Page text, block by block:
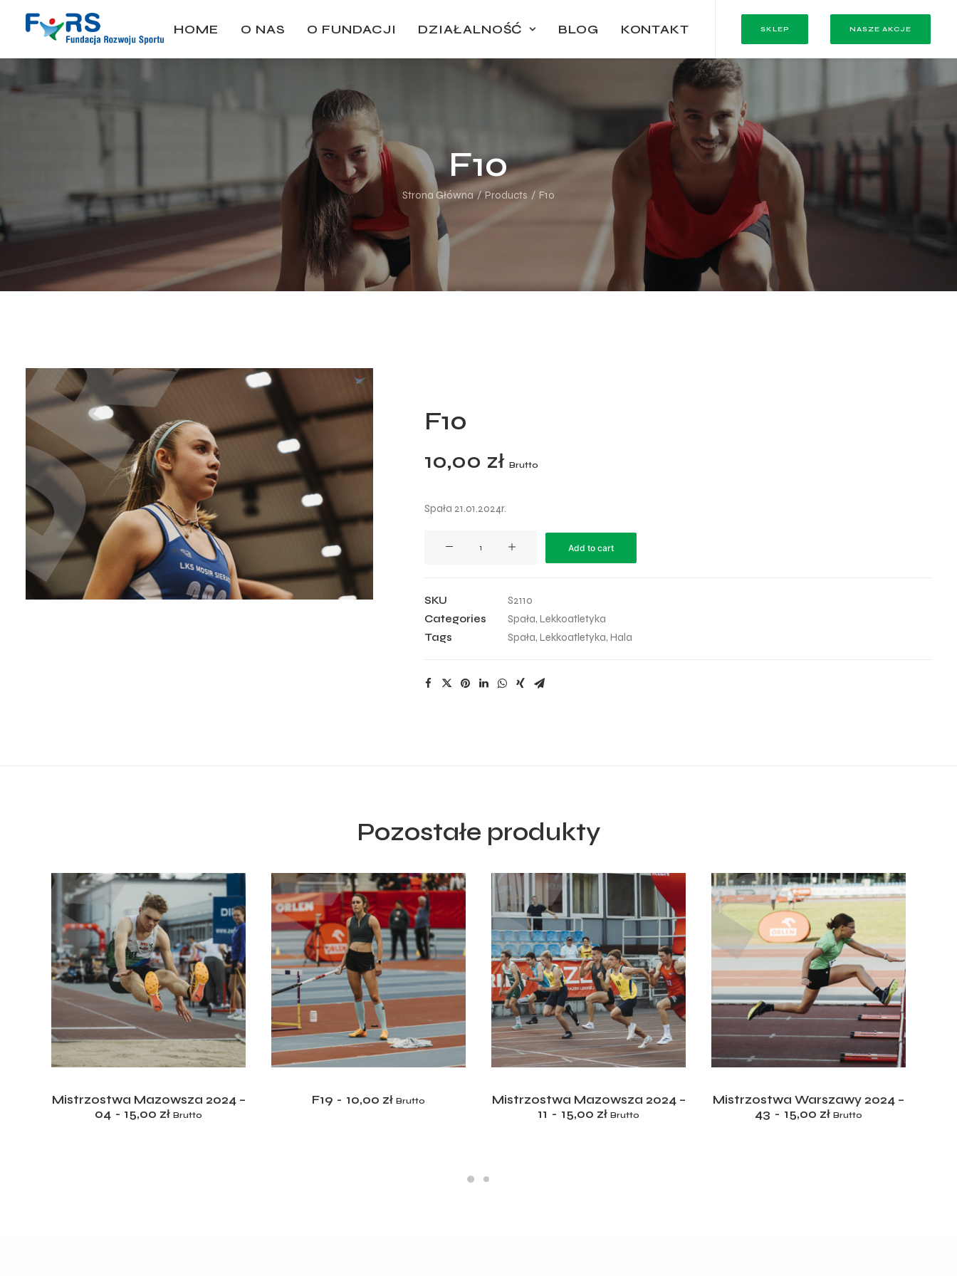
HOME O NAS O FUNDACJI DZIAŁALNOŚĆ BLOG KONTAKT SKLEP NASZE AKCJE
F10
Strona Główna Products F10
F10
10,00 zł Brutto
Spała 21.01.2024r.
Add to cart
SKU
S2110
Categories
Spała, Lekkoatletyka
Tags
Spała, Lekkoatletyka, Hala
Pozostałe produkty
ADD TO CART
Mistrzostwa Mazowsza 2024 –
04
15,00 zł Brutto
ADD TO CART
F19 10,00 zł Brutto ADD TO CART
Mistrzostwa Mazowsza 2024 –
11
15,00 zł Brutto
ADD TO CART
Mistrzostwa Warszawy 2024 –
43
15,00 zł Brutto